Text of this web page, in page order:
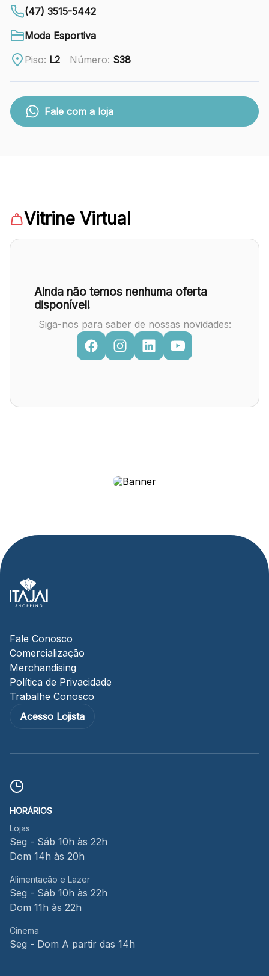
Ver local
Chamar Uber
(47) 3348-4609
(47) 3515-5442
Moda Esportiva
Piso: L2 Número: S38
Fale com a loja
Vitrine Virtual
Ainda não temos nenhuma oferta
disponível!
Siga-nos para saber de nossas novidades:
Fale Conosco
Comercialização
Merchandising
Política de Privacidade
Trabalhe Conosco
Acesso Lojista
HORÁRIOS
Lojas
Seg - Sáb 10h às 22h
Dom 14h às 20h
Alimentação e Lazer
Seg - Sáb 10h às 22h
Dom 11h às 22h
Cinema
Seg - Dom A partir das 14h